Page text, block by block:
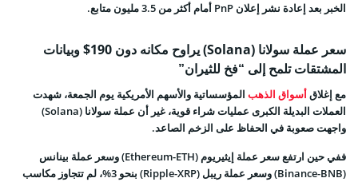
الخبر بعد إعادة نشر إعلان PnP أمام أكثر من 3.5 مليون متابع.
سعر عملة سولانا (Solana) يراوح مكانه دون 190$ وبيانات
المشتقات تلمح إلى “فخ للثيران”
مع إغلاقأسواق الذهب المؤسساتية والأسهم الأمريكية يوم الجمعة، شهدت
العملات البديلة الكبرى عمليات شراء قوية، غير أن عملة سولانا (Solana)
واجهت صعوبة في الحفاظ على الزخم الصاعد.
ففي حين ارتفع سعر عملة إيثيريوم (Ethereum-ETH) وسعر عملة بينانس
(Binance-BNB) وسعر عملة ريبل (Ripple-XRP) بنحو 3%، لم تتجاوز مكاسب